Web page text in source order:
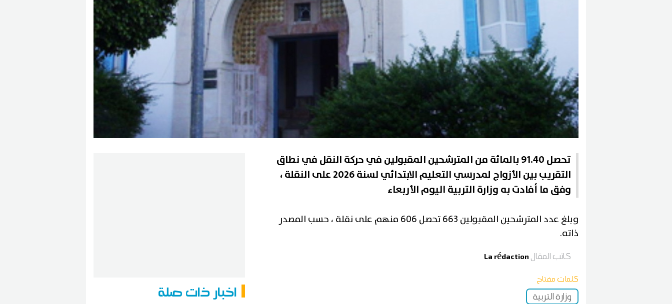
اخبار ذات صلة
تحصل 91.40 بالمائة من المترشحين المقبولين في حركة النقل في نطاق
التقريب بين الأزواج لمدرسي التعليم الابتدائي لسنة 2026 على النقلة ،
وفق ما أفادت به وزارة التربية اليوم الأربعاء
وبلغ عدد المترشحين المقبولين 663 تحصل 606 منهم على نقلة ، حسب المصدر
ذاته.
كاتب المقال La rédaction
كلمات مفتاح
وزارة التربية